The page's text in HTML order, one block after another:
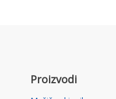
Proizvodi